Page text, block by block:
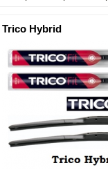
Trico Hybrid